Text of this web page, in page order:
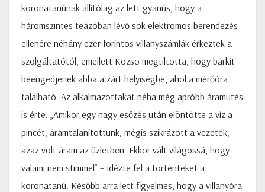
koronatanúnak állítólag az lett gyanús, hogy a
háromszintes teázóban lévő sok elektromos berendezés
ellenére néhány ezer forintos villanyszámlák érkeztek a
szolgáltatótól, emellett Kozso megtiltotta, hogy bárkit
beengedjenek abba a zárt helyiségbe, ahol a mérőóra
található. Az alkalmazottakat néha még apróbb áramütés
is érte. „Amikor egy nagy esőzés után elöntötte a víz a
pincét, áramtalanítottunk, mégis szikrázott a vezeték,
azaz volt áram az üzletben. Ekkor vált világossá, hogy
valami nem stimmel” – idézte fel a történteket a
koronatanú. Később arra lett figyelmes, hogy a villanyóra